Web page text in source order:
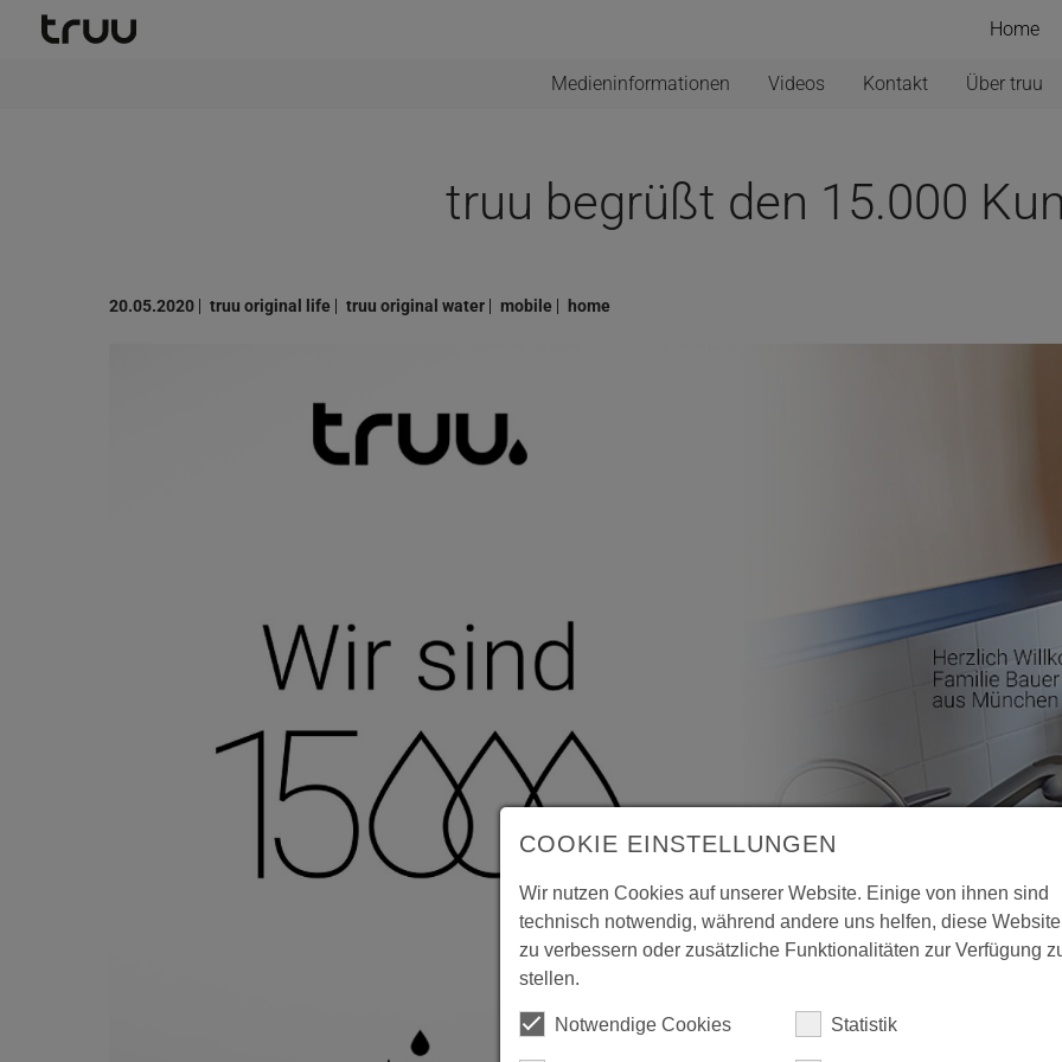
Home
Medieninformationen Videos Kontakt Über truu
truu begrüßt den 15.000
20.05.2020 truu original life truu original water mobile home
COOKIE EINSTELLUNGEN
Wir nutzen Cookies auf unserer Website. Einige von ihnen sind
technisch notwendig, während andere uns helfen, diese Website
zu verbessern oder zusätzliche Funktionalitäten zur Verfügung
stellen.
Notwendige Cookies Statistik